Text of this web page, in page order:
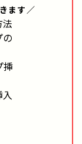
ます／
挿